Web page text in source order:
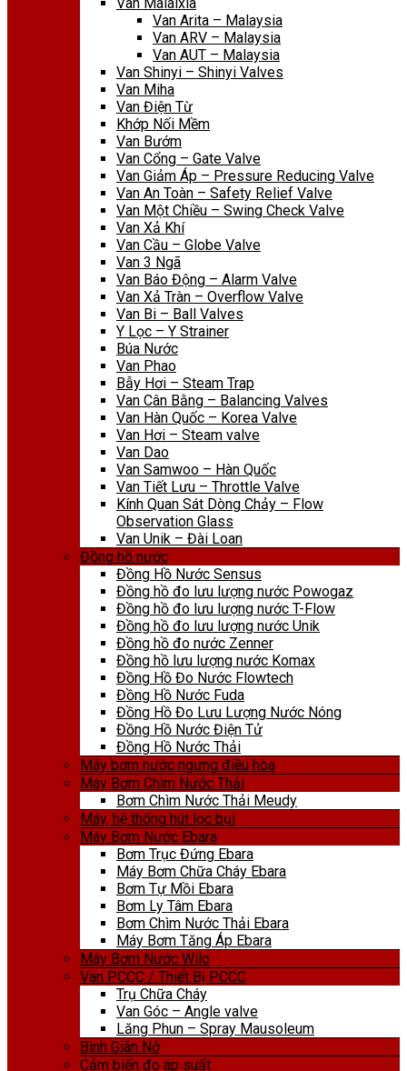
Van Arita – Malaysia
Van ARV – Malaysia
Van AUT – Malaysia
Van Shinyi – Shinyi Valves
Van Miha
Van Điện Từ
Khớp Nối Mềm
Van Bướm
Van Cổng – Gate Valve
Van Giảm Áp – Pressure Reducing Valve
Van An Toàn – Safety Relief Valve
Van Một Chiều – Swing Check Valve
Van Xả Khí
Van Cầu – Globe Valve
Van 3 Ngã
Van Báo Động – Alarm Valve
Van Xả Tràn – Overflow Valve
Van Bi – Ball Valves
Y Lọc – Y Strainer
Búa Nước
Van Phao
Bẫy Hơi – Steam Trap
Van Cân Bằng – Balancing Valves
Van Hàn Quốc – Korea Valve
Van Hơi – Steam valve
Van Dao
Van Samwoo – Hàn Quốc
Van Tiết Lưu – Throttle Valve
Kính Quan Sát Dòng Chảy – Flow
Observation Glass
Van Unik – Đài Loan
Đồng hồ nước
Đồng Hồ Nước Sensus
Đồng hồ đo lưu lượng nước Powogaz
Đồng hồ đo lưu lượng nước T-Flow
Đồng hồ đo lưu lượng nước Unik
Đồng hồ đo nước Zenner
Đồng hồ lưu lượng nước Komax
Đồng Hồ Đo Nước Flowtech
Đồng Hồ Nước Fuda
Đồng Hồ Đo Lưu Lượng Nước Nóng
Đồng Hồ Nước Điện Tử
Đồng Hồ Nước Thải
Máy bơm nước ngưng điều hòa
Máy Bơm Chìm Nước Thải
Bơm Chìm Nước Thải Meudy
Máy, hệ thống hút lọc bụi
Máy Bơm Nước Ebara
Bơm Trục Đứng Ebara
Máy Bơm Chữa Cháy Ebara
Bơm Tự Mồi Ebara
Bơm Ly Tâm Ebara
Bơm Chìm Nước Thải Ebara
Máy Bơm Tăng Áp Ebara
Máy Bơm Nước Wilo
Van PCCC / Thiết Bị PCCC
Trụ Chữa Cháy
Van Góc – Angle valve
Lăng Phun – Spray Mausoleum
Bình Giãn Nở
Cảm biến đo áp suất